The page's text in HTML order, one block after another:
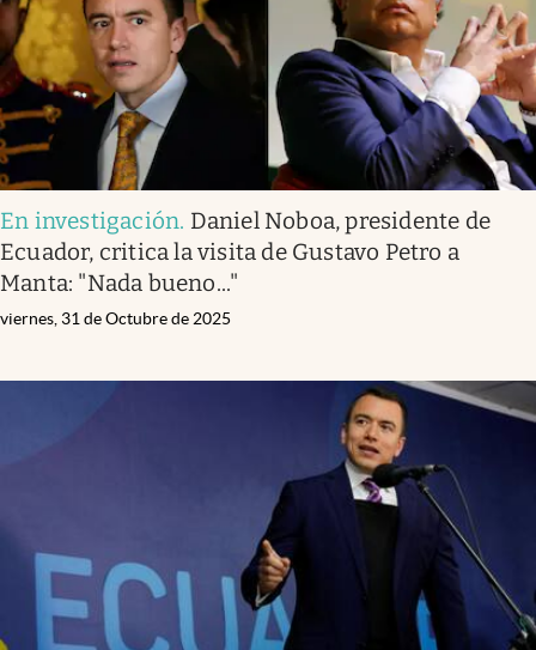
En investigación. Daniel Noboa, presidente de
Ecuador, critica la visita de Gustavo Petro a
Manta: "Nada bueno..."
viernes, 31 de Octubre de 2025